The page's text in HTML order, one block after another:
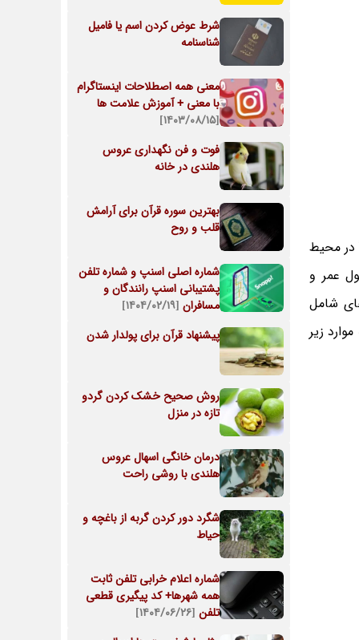
در محیط
عمر و
پردازش فرآیند های شامل
زیر
شرط عوض کردن اسم یا فامیل
شناسنامه
معنی همه اصطلاحات اینستاگرام
با معنی + آموزش علامت ها
[۱۴۰۳/۰۸/۱۵]
فوت و فن نگهداری عروس
هلندی در خانه
بهترین سوره قرآن برای آرامش
قلب و روح
شماره اصلی اسنپ و شماره تلفن
پشتیبانی اسنپ رانندگان و
مسافران [۱۴۰۴/۰۲/۱۹]
پیشنهاد قرآن برای پولدار شدن
روش صحیح خشک کردن گردو
تازه در منزل
درمان خانگی اسهال عروس
هلندی با روشی راحت
شگرد دور کردن گربه از باغچه و
حیاط
شماره اعلام خرابی تلفن ثابت
همه شهرها+ کد پیگیری قطعی
تلفن [۱۴۰۴/۰۶/۲۶]